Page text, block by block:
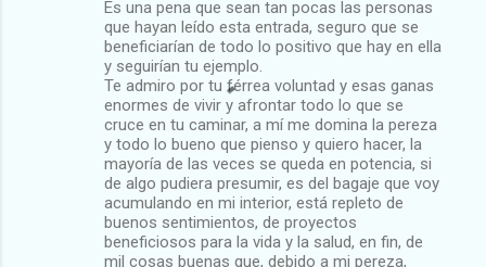
Es una pena que sean tan pocas las personas
que hayan leído esta entrada, seguro que se
beneficiarían de todo lo positivo que hay en ella
y seguirían tu ejemplo.
Te admiro por tu férrea voluntad y esas ganas
enormes de vivir y afrontar todo lo que se
cruce en tu caminar, a mí me domina la pereza
y todo lo bueno que pienso y quiero hacer, la
mayoría de las veces se queda en potencia, si
de algo pudiera presumir, es del bagaje que voy
acumulando en mi interior, está repleto de
buenos sentimientos, de proyectos
beneficiosos para la vida y la salud, en fin, de
mil cosas buenas que, debido a mi pereza,